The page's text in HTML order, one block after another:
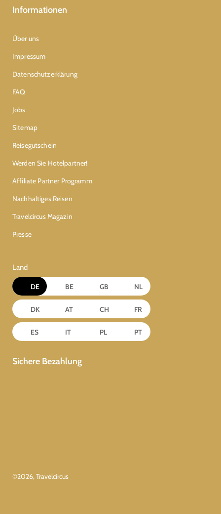
Informationen
Über uns
Impressum
Datenschutzerklärung
FAQ
Jobs
Sitemap
Reisegutschein
Werden Sie Hotelpartner!
Affiliate Partner Programm
Nachhaltiges Reisen
Travelcircus Magazin
Presse
Land
DE BE GB NL
DK AT CH FR
ES IT PL PT
Sichere Bezahlung
©2026, Travelcircus